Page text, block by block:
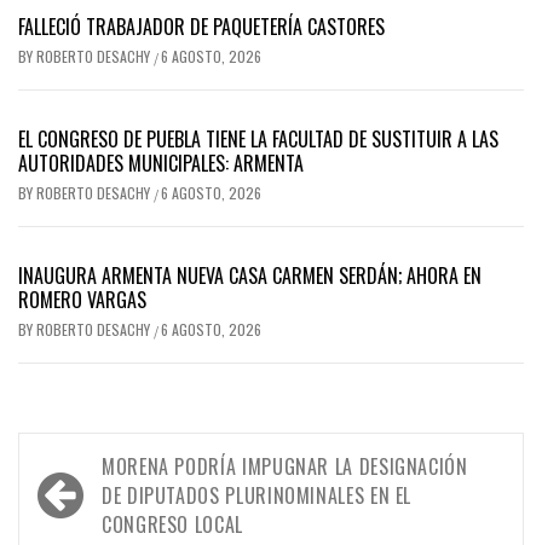
FALLECIÓ TRABAJADOR DE PAQUETERÍA CASTORES
BYROBERTO DESACHY /6 AGOSTO, 2026
EL CONGRESO DE PUEBLA TIENE LA FACULTAD DE SUSTITUIR A LAS
AUTORIDADES MUNICIPALES: ARMENTA
BYROBERTO DESACHY /6 AGOSTO, 2026
INAUGURA ARMENTA NUEVA CASA CARMEN SERDÁN; AHORA EN
ROMERO VARGAS
BYROBERTO DESACHY /6 AGOSTO, 2026
Navegación
de
MORENA PODRÍA IMPUGNAR LA DESIGNACIÓN
DE DIPUTADOS PLURINOMINALES EN EL
CONGRESO LOCAL